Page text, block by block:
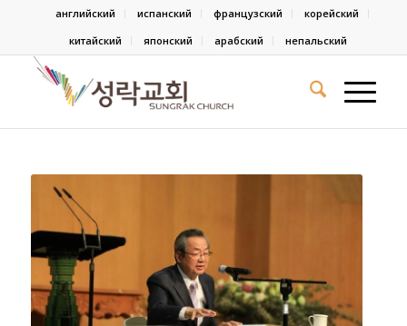
английский испанский французский
корейский
китайский
японский арабский непальский